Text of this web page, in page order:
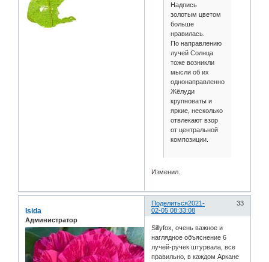
Надпись
золотым цветом
больше
нравилась.
По направлению
лучей Солнца
тоже возникли
мысли об их
однонаправленности.
Жёлуди
крупноваты и
яркие, несколько
отвлекают взор
от центральной
композиции.
Изменил.
Поделиться 33
2021-
02-05 08:33:08
Isida
Администратор
Sillyfox, очень важное и
наглядное объяснение 6
лучей-ручек штурвала, все
правильно, в каждом Аркане